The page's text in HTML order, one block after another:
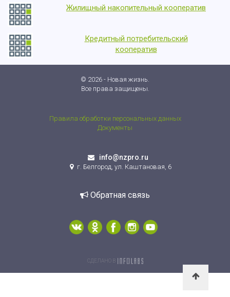
Жилищный накопительный кооператив
Кредитный потребительский
кооператив
© 2026 - Новая жизнь.
Все права защищены.
Правила обработки персональных данных
Документы
info@nzpro.ru
г. Белгород, ул. Каштановая, 6
Обратная связь
СДЕЛАНО В